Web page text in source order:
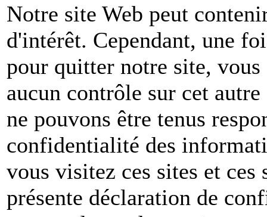
Notre site Web peut
d'intérêt. Cependant, une
pour quitter notre site, vous
aucun contrôle sur cet
ne pouvons être tenus
confidentialité des
vous visitez ces sites et ces
présente déclaration de